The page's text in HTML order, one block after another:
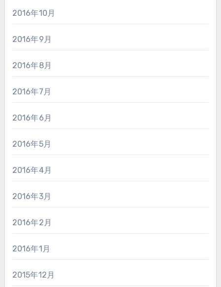
2016年10月
2016年9月
2016年8月
2016年7月
2016年6月
2016年5月
2016年4月
2016年3月
2016年2月
2016年1月
2015年12月